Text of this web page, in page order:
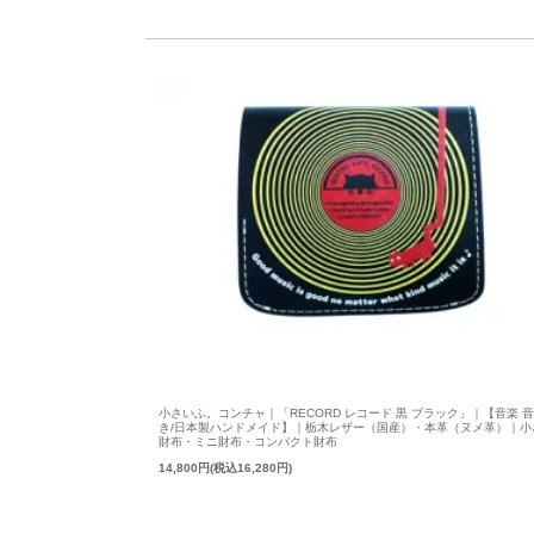
小さいふ。コンチャ｜「RECORD レコード 黒 ブラック」｜【音楽
き/日本製ハンドメイド】｜栃木レザー（国産）・本革（ヌメ革）｜小
財布・ミニ財布・コンパクト財布
14,800円(税込16,280円)